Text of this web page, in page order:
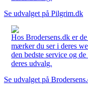
Se udvalget på Pilgrim.dk
Hos Brodersens.dk er
mærker du ser i deres
den bedste service og
deres udvalg.
Se udvalget på